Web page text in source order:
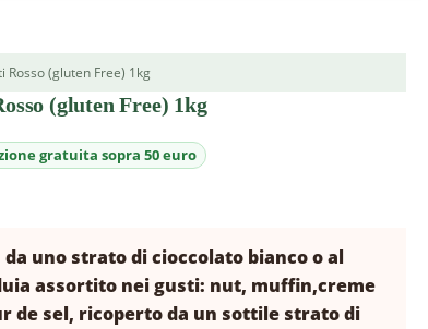
(gluten Free) 1kg
(gluten Free) 1kg
uno strato di cioccolato bianco o al
assortito nei gusti: nut, muffin,creme
de sel, ricoperto da un sottile strato di